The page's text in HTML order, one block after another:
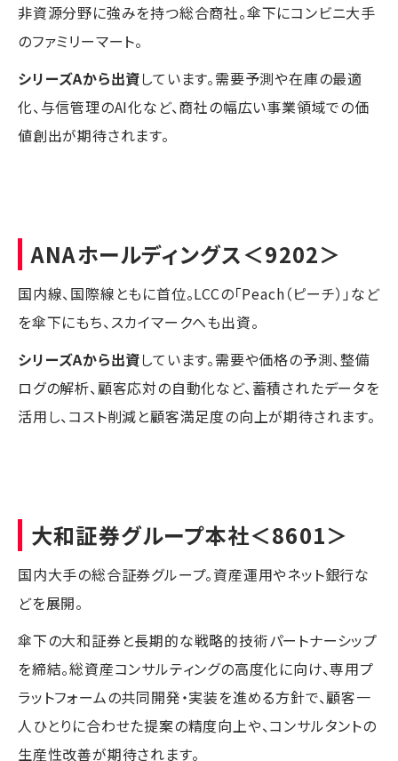
非資源分野に強みを持つ総合商社。傘下にコンビニ大手
のファミリーマート。
シリーズAから出資しています。需要予測や在庫の最適
化、与信管理のAI化など、商社の幅広い事業領域での価
値創出が期待されます。
ANAホールディングス＜9202＞
国内線、国際線ともに首位。LCCの「Peach（ピーチ）」など
を傘下にもち、スカイマークへも出資。
シリーズAから出資しています。需要や価格の予測、整備
ログの解析、顧客応対の自動化など、蓄積されたデータを
活用し、コスト削減と顧客満足度の向上が期待されます。
大和証券グループ本社＜8601＞
国内大手の総合証券グループ。資産運用やネット銀行な
どを展開。
傘下の大和証券と長期的な戦略的技術パートナーシップ
を締結。総資産コンサルティングの高度化に向け、専用プ
ラットフォームの共同開発・実装を進める方針で、顧客一
人ひとりに合わせた提案の精度向上や、コンサルタントの
生産性改善が期待されます。